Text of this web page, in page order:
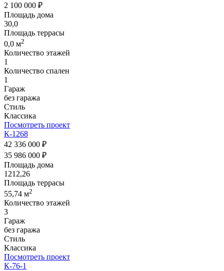
2 100 000 ₽
Площадь дома
30,0
Площадь террасы
0,0 м2
Количество этажей
1
Количество спален
1
Гараж
без гаража
Стиль
Классика
Посмотреть проект
К-1268
42 336 000 ₽
35 986 000 ₽
Площадь дома
1212,26
Площадь террасы
55,74 м2
Количество этажей
3
Гараж
без гаража
Стиль
Классика
Посмотреть проект
К-76-1